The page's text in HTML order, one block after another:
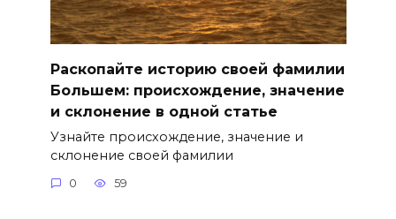
Раскопайте историю своей фамилии
Большем: происхождение, значение
и склонение в одной статье
Узнайте происхождение, значение и
склонение своей фамилии
0 59